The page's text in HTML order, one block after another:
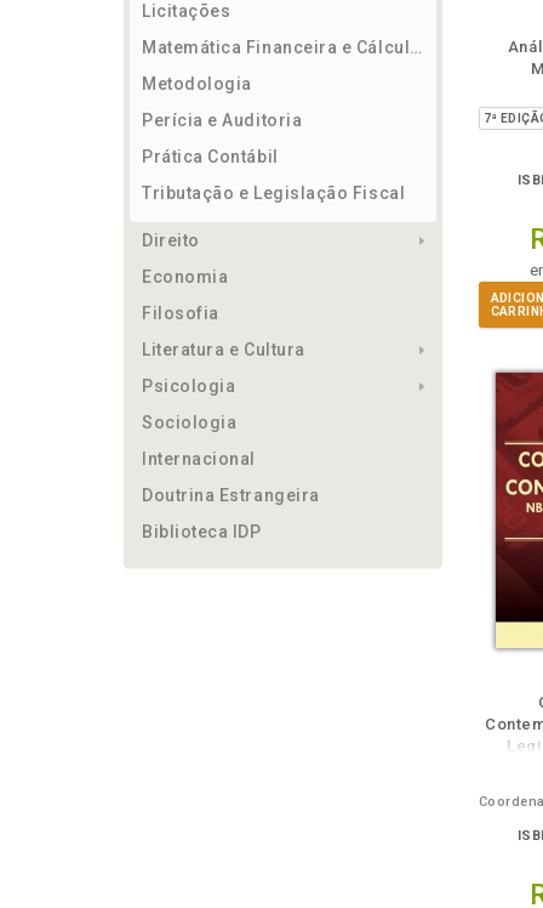
Licitações
Matemática Financeira e Cálculos
Metodologia
Perícia e Auditoria
Prática Contábil
Tributação e Legislação Fiscal
Direito
Economia
Filosofia
Literatura e Cultura
Psicologia
Sociologia
Internacional
Doutrina Estrangeira
Biblioteca IDP
TambémTambém